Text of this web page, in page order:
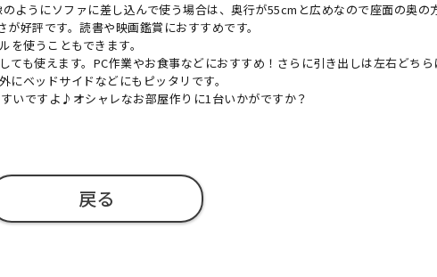
ようにソファに差し込んで使う場合は、奥行が55cmと広めなので座面の奥
好評です。読書や映画鑑賞におすすめです。
使うこともできます。
も使えます。PC作業やお食事などにおすすめ！さらに引き出しは左右どち
ベッドサイドなどにもピッタリです。
いですよ♪オシャレなお部屋作りに1台いかがですか？
戻る